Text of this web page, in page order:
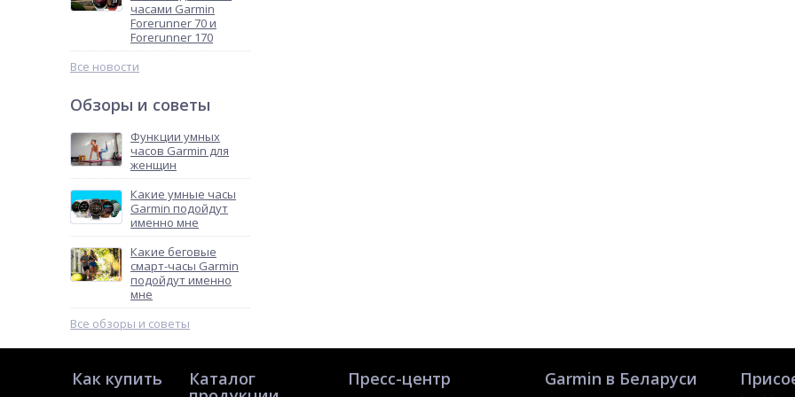
часами Garmin
Forerunner 70 и
Forerunner 170
Все новости
Обзоры и советы
Функции умных
часов Garmin для
женщин
Какие умные часы
Garmin подойдут
именно мне
Какие беговые
смарт-часы Garmin
подойдут именно
мне
Все обзоры и советы
Как купить Каталог Пресс-центр Garmin в Беларуси